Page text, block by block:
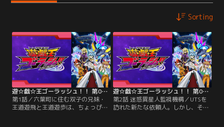
Sorting
遊☆戯☆王ゴーラッシュ！！ 第01話
第1話／六葉町に住む双子の兄妹・
王道遊飛と王道遊歩は、ちょっぴり
遊☆戯☆王ゴーラッシュ！！ 第02話
第2話 迷惑異星人監視機構／UTSを
訪れた新たな依頼人。しかし、その